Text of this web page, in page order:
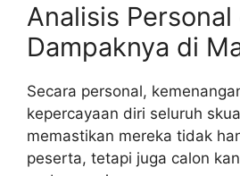
Analisis Personal
Dampaknya di
Secara personal,
kepercayaan diri seluruh
memastikan mereka tidak
peserta, tetapi juga calon